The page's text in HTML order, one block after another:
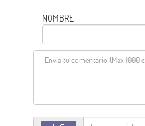
NOMBRE